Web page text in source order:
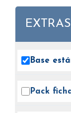
Base
Pack